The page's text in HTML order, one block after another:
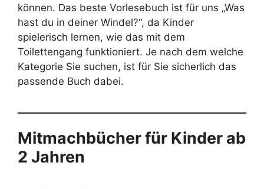
können. Das beste Vorlesebuch ist für uns „Was
hast du in deiner Windel?“, da Kinder
spielerisch lernen, wie das mit dem
Toilettengang funktioniert. Je nach dem welche
Kategorie Sie suchen, ist für Sie sicherlich das
passende Buch dabei.
Mitmachbücher für Kinder ab
2 Jahren